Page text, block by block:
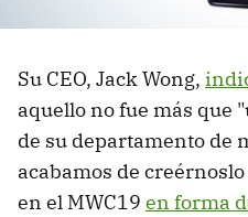
Su CEO, Jack Wong,
aquello no fue más
de su departamento de
acabamos de
en el MWC19 en forma